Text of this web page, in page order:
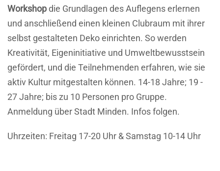
Workshopdie Grundlagen des Auflegens erlernen
und anschließend einen kleinen Clubraum mit ihrer
selbst gestalteten Deko einrichten. So werden
Kreativität, Eigeninitiative und Umweltbewusstsein
gefördert, und die Teilnehmenden erfahren, wie sie
aktiv Kultur mitgestalten können. 14-18 Jahre; 19 -
27 Jahre; bis zu 10 Personen pro Gruppe.
Anmeldung über Stadt Minden. Infos folgen.
Uhrzeiten: Freitag 17-20 Uhr & Samstag 10-14 Uhr